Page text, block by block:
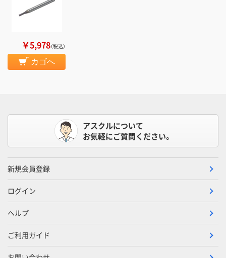
￥5,978（税込）
カゴへ
アスクルについて
お気軽にご質問ください。
新規会員登録
ログイン
ヘルプ
ご利用ガイド